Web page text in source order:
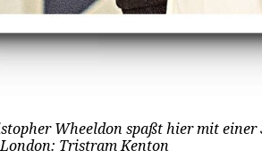
Wheeldon spaßt hier mit
Tristram Kenton